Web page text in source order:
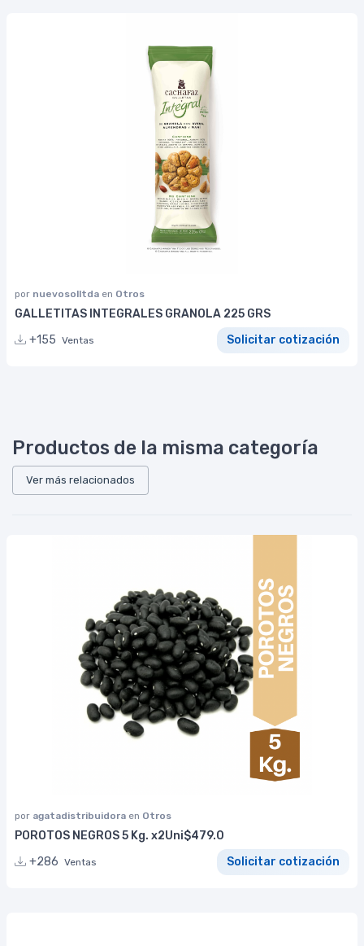
por nuevosolltda en Otros
GALLETITAS INTEGRALES GRANOLA 225 GRS
+155 Ventas Solicitar cotización
Productos de la misma categoría
Ver más relacionados
por agatadistribuidora en Otros
POROTOS NEGROS 5 Kg. x2Uni$479.0
+286 Ventas Solicitar cotización